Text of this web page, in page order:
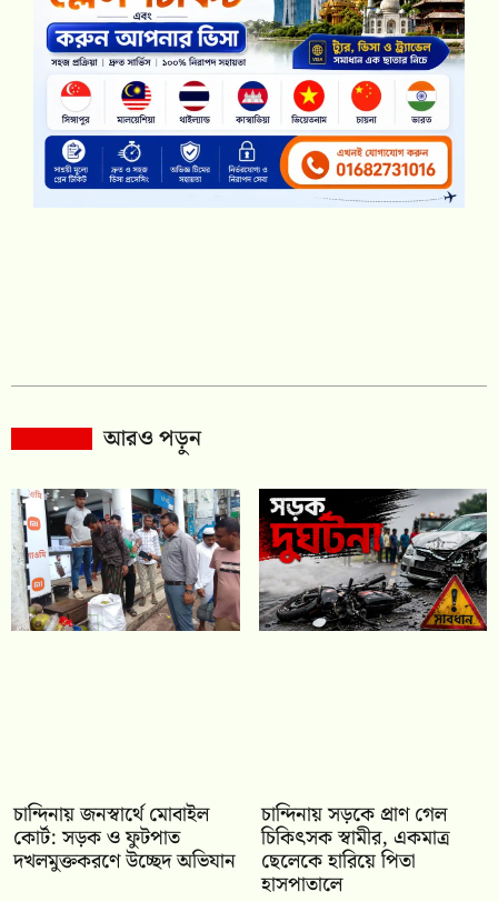
আরও পড়ুন
চান্দিনায় জনস্বার্থে মোবাইল
কোর্ট: সড়ক ও ফুটপাত
দখলমুক্তকরণে উচ্ছেদ অভিযান
চান্দিনায় সড়কে প্রাণ গেল
চিকিৎসক স্বামীর, একমাত্র
ছেলেকে হারিয়ে পিতা
হাসপাতালে